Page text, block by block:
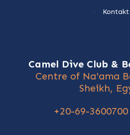
Kontakt
Camel Dive Club &
Centre of Na'ama
Sheikh,
+20-69-3600700